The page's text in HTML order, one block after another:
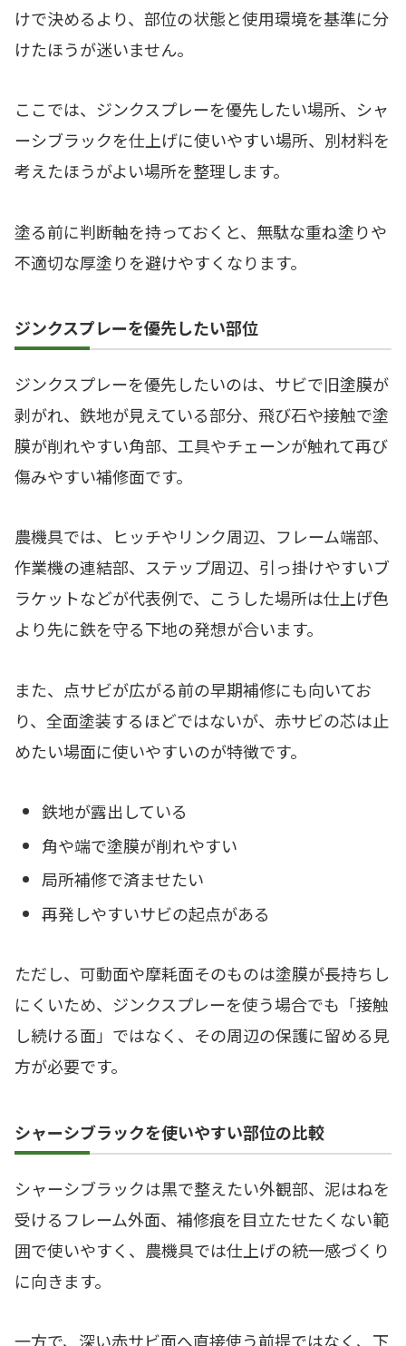
けで決めるより、部位の状態と使用環境を基準に分
けたほうが迷いません。
ここでは、ジンクスプレーを優先したい場所、シャ
ーシブラックを仕上げに使いやすい場所、別材料を
考えたほうがよい場所を整理します。
塗る前に判断軸を持っておくと、無駄な重ね塗りや
不適切な厚塗りを避けやすくなります。
ジンクスプレーを優先したい部位
ジンクスプレーを優先したいのは、サビで旧塗膜が
剥がれ、鉄地が見えている部分、飛び石や接触で塗
膜が削れやすい角部、工具やチェーンが触れて再び
傷みやすい補修面です。
農機具では、ヒッチやリンク周辺、フレーム端部、
作業機の連結部、ステップ周辺、引っ掛けやすいブ
ラケットなどが代表例で、こうした場所は仕上げ色
より先に鉄を守る下地の発想が合います。
また、点サビが広がる前の早期補修にも向いてお
り、全面塗装するほどではないが、赤サビの芯は止
めたい場面に使いやすいのが特徴です。
鉄地が露出している
角や端で塗膜が削れやすい
局所補修で済ませたい
再発しやすいサビの起点がある
ただし、可動面や摩耗面そのものは塗膜が長持ちし
にくいため、ジンクスプレーを使う場合でも「接触
し続ける面」ではなく、その周辺の保護に留める見
方が必要です。
シャーシブラックを使いやすい部位の比較
シャーシブラックは黒で整えたい外観部、泥はねを
受けるフレーム外面、補修痕を目立たせたくない範
囲で使いやすく、農機具では仕上げの統一感づくり
に向きます。
一方で、深い赤サビ面へ直接使う前提ではなく、下